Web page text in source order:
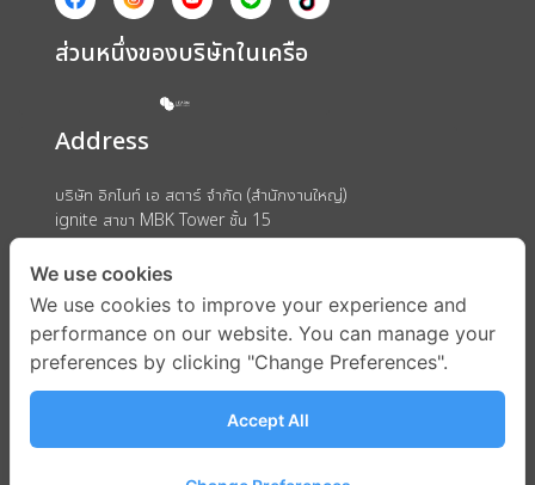
ส่วนหนึ่งของบริษัทในเครือ
Address
บริษัท อิกไนท์ เอ สตาร์ จำกัด (สำนักงานใหญ่)
ignite สาขา MBK Tower ชั้น 15
ถนนพญาไท แขวงวังใหม่ เขตปทุมวัน กรุงเทพมหานคร 10330
We use cookies
We use cookies to improve your experience and
performance on our website. You can manage your
preferences by clicking "Change Preferences".
Accept All